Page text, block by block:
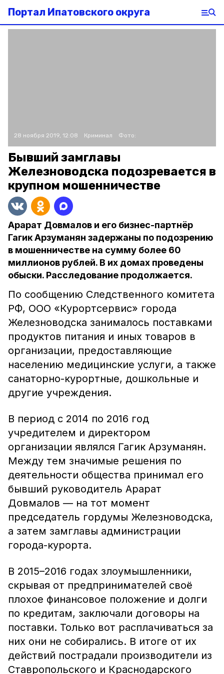
Портал Ипатовского округа
28 ноября 2019, 12:08 Криминал Фото:
Бывший замглавы
Железноводска подозревается в
крупном мошенничестве
Арарат Довмалов и его бизнес-партнёр
Гагик Арзуманян задержаны по подозрению
в мошенничестве на сумму более 60
миллионов рублей. В их домах проведены
обыски. Расследование продолжается.
По сообщению Следственного комитета
РФ, ООО «Курортсервис» города
Железноводска занималось поставками
продуктов питания и иных товаров в
организации, предоставляющие
населению медицинские услуги, а также
санаторно-курортные, дошкольные и
другие учреждения.
В период с 2014 по 2016 год
учредителем и директором
организации являлся Гагик Арзуманян.
Между тем значимые решения по
деятельности общества принимал его
бывший руководитель Арарат
Довмалов — на тот момент
председатель гордумы Железноводска,
а затем замглавы администрации
города-курорта.
В 2015–2016 годах злоумышленники,
скрывая от предпринимателей своё
плохое финансовое положение и долги
по кредитам, заключали договоры на
поставки. Только вот расплачиваться за
них они не собирались. В итоге от их
действий пострадали производители из
Ставропольского и Краснодарского